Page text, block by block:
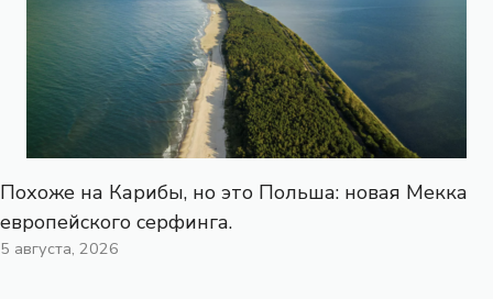
Похоже на Карибы, но это Польша: новая Мекка
европейского серфинга.
5 августа, 2026